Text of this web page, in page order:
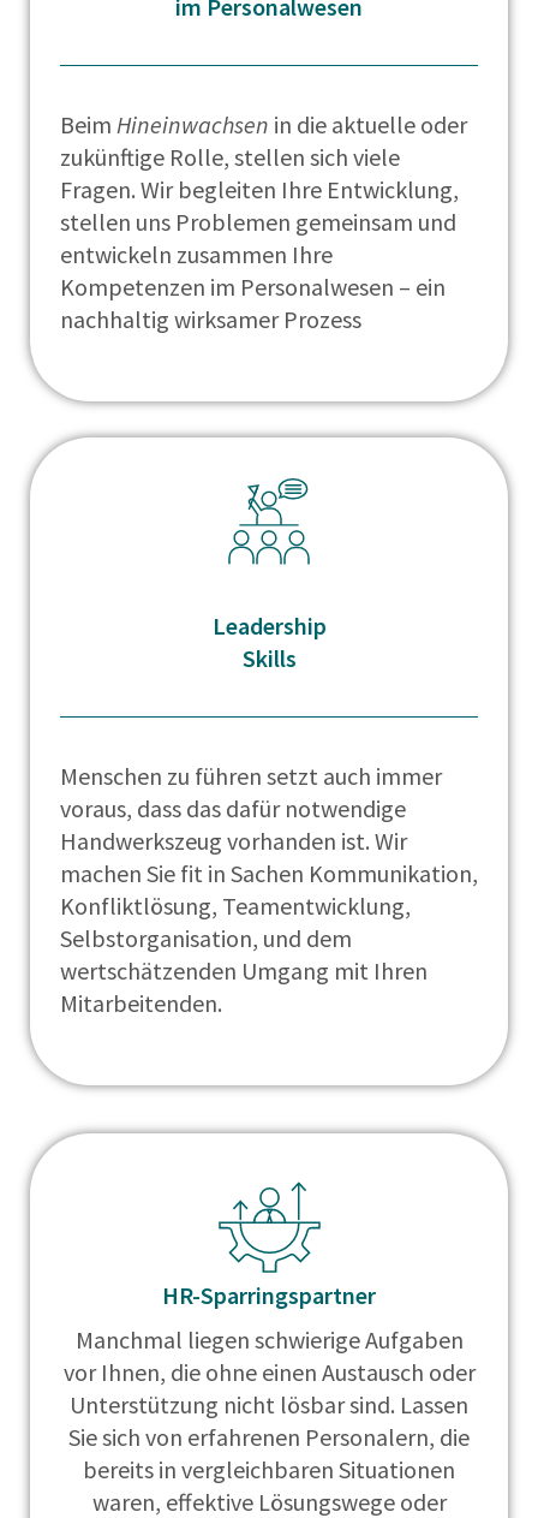
im Personalwesen
Beim Hineinwachsen in die aktuelle oder
zukünftige Rolle, stellen sich viele
Fragen. Wir begleiten Ihre Entwicklung,
stellen uns Problemen gemeinsam und
entwickeln zusammen Ihre
Kompetenzen im Personalwesen – ein
nachhaltig wirksamer Prozess
Leadership
Skills
Menschen zu führen setzt auch immer
voraus, dass das dafür notwendige
Handwerkszeug vorhanden ist. Wir
machen Sie fit in Sachen Kommunikation,
Konfliktlösung, Teamentwicklung,
Selbstorganisation, und dem
wertschätzenden Umgang mit Ihren
Mitarbeitenden.
HR-Sparringspartner
Manchmal liegen schwierige Aufgaben
vor Ihnen, die ohne einen Austausch oder
Unterstützung nicht lösbar sind. Lassen
Sie sich von erfahrenen Personalern, die
bereits in vergleichbaren Situationen
waren, effektive Lösungswege oder